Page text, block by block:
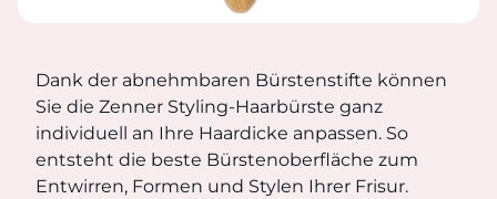
Dank der abnehmbaren Bürstenstifte können Sie die
Dank der abnehmbaren Bürstenstifte können
Sie die Zenner Styling-Haarbürste ganz
individuell an Ihre Haardicke anpassen. So
entsteht die beste Bürstenoberfläche zum
Entwirren, Formen und Stylen Ihrer Frisur.